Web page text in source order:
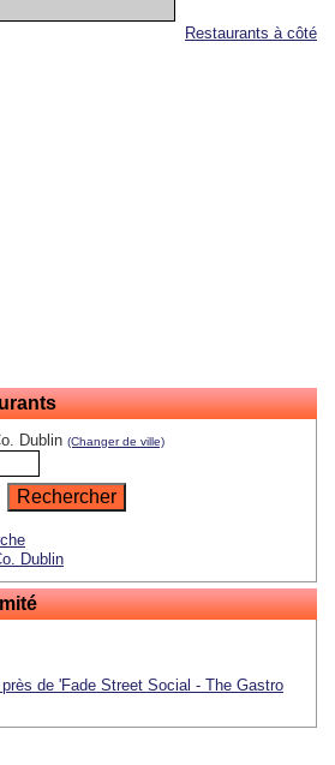
Restaurants à côté
Dublin (Changer de ville)
Dublin
de 'Fade Street Social - The Gastro